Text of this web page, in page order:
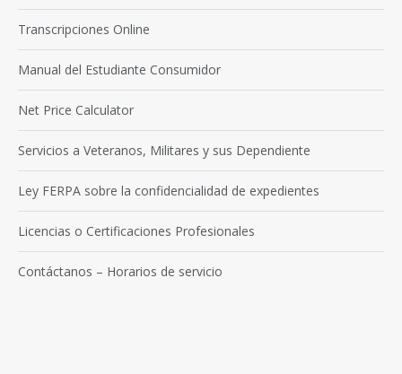
Transcripciones Online
Manual del Estudiante Consumidor
Net Price Calculator
Servicios a Veteranos, Militares y sus Dependiente
Ley FERPA sobre la confidencialidad de expedientes
Licencias o Certificaciones Profesionales
Contáctanos – Horarios de servicio